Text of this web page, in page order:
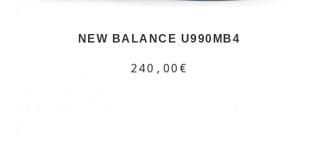
NEW BALANCE U990MB4
240,00€